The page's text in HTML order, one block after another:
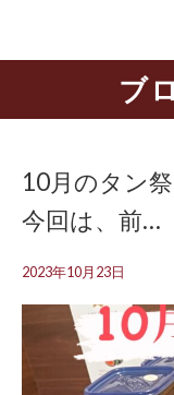
ブ
10月のタン
今回は、前…
2023年10月23日